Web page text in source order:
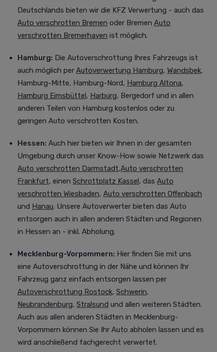
Deutschlands bieten wir die KFZ Verwertung - auch das
Auto verschrotten Bremen oder Bremen Auto
verschrotten Bremerhaven ist möglich.
Hamburg: Die Autoverschrottung Ihres Fahrzeugs ist
auch möglich per Autoverwertung Hamburg, Wandsbek,
Hamburg-Mitte, Hamburg-Nord, Hamburg Altona,
Hamburg Eimsbüttel, Harburg, Bergedorf und in allen
anderen Teilen von Hamburg kostenlos oder zu
geringen Auto verschrotten Kosten.
Hessen: Auch hier bieten wir Ihnen in der gesamten
Umgebung durch unser Know-How sowie Netzwerk das
Auto verschrotten Darmstadt,Auto verschrotten
Frankfurt, einen Schrottplatz Kassel, das Auto
verschrotten Wiesbaden, Auto verschrotten Offenbach
und Hanau. Unsere Autoverwerter bieten das Auto
entsorgen auch in allen anderen Städten und Regionen
in Hessen an - inkl. Abholung.
Mecklenburg-Vorpommern: Hier finden Sie mit uns
eine Autoverschrottung in der Nähe und können Ihr
Fahrzeug ganz einfach entsorgen lassen per
Autoverschrottung Rostock, Schwerin,
Neubrandenburg, Stralsund und allen weiteren Städten.
Auch aus allen anderen Städten in Mecklenburg-
Vorpommern können Sie Ihr Auto abholen lassen und es
wird anschließend fachgerecht verwertet.